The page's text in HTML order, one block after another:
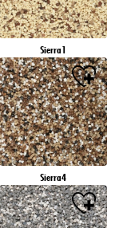
Sierra1
Sierra4